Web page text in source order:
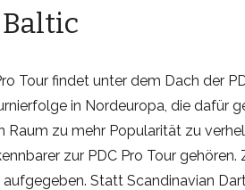
Baltic
Tour findet unter dem Dach der
in Nordeuropa, die dafür
zu mehr Popularität zu
zur PDC Pro Tour gehören.
Statt Scandinavian